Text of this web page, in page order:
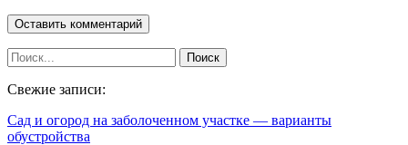
Свежие записи:
Сад и огород на заболоченном участке — варианты
обустройства